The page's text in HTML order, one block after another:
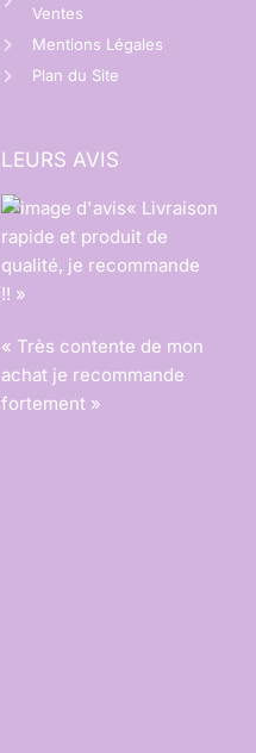
Ventes
Mentions Légales
Plan du Site
LEURS AVIS
« Livraison
rapide et produit de
qualité, je recommande
!! »
« Très contente de mon
achat je recommande
fortement »